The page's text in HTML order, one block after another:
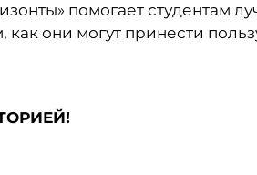
помогает студентам
как они могут принести